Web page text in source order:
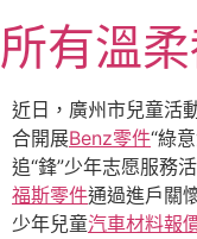
至
主
要
內
容
所有溫
近日，廣州市兒童活
合開展Benz零件“綠
追“鋒”少年志愿服務
福斯零件通過進戶關
少年兒童汽車材料報